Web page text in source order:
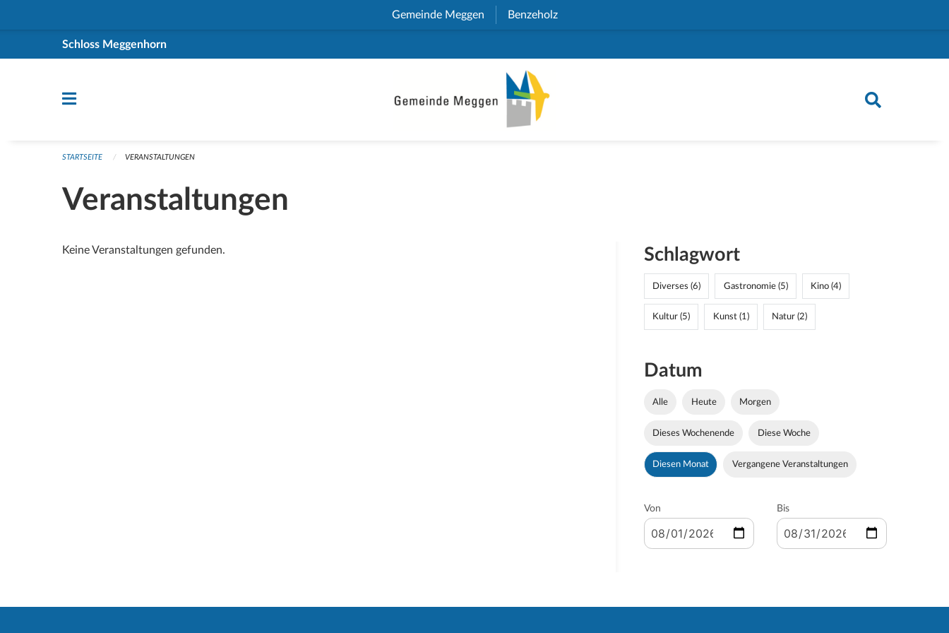
Gemeinde Meggen (External Link)
Benzeholz(External Link)
Schloss Meggenhorn
STARTSEITE VERANSTALTUNGEN
Veranstaltungen
Keine Veranstaltungen gefunden. Schlagwort
Diverses (6) Gastronomie (5) Kino (4)
Kultur (5) Kunst (1) Natur (2)
Datum
Alle Heute Morgen
Dieses Wochenende Diese Woche
Diesen Monat Vergangene Veranstaltungen
Von Bis